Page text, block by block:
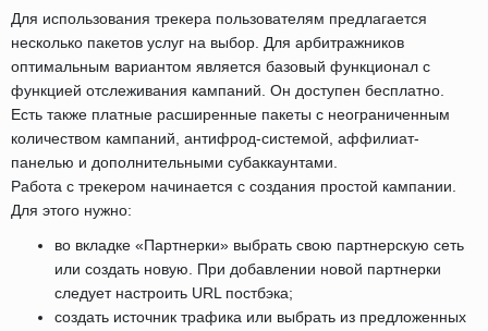
Для использования трекера пользователям предлагается
несколько пакетов услуг на выбор. Для арбитражников
оптимальным вариантом является базовый функционал с
функцией отслеживания кампаний. Он доступен бесплатно.
Есть также платные расширенные пакеты с неограниченным
количеством кампаний, антифрод-системой, аффилиат-
панелью и дополнительными субаккаунтами.
Работа с трекером начинается с создания простой кампании.
Для этого нужно:
во вкладке «Партнерки» выбрать свою партнерскую сеть
или создать новую. При добавлении новой партнерки
следует настроить URL постбэка;
создать источник трафика или выбрать из предложенных